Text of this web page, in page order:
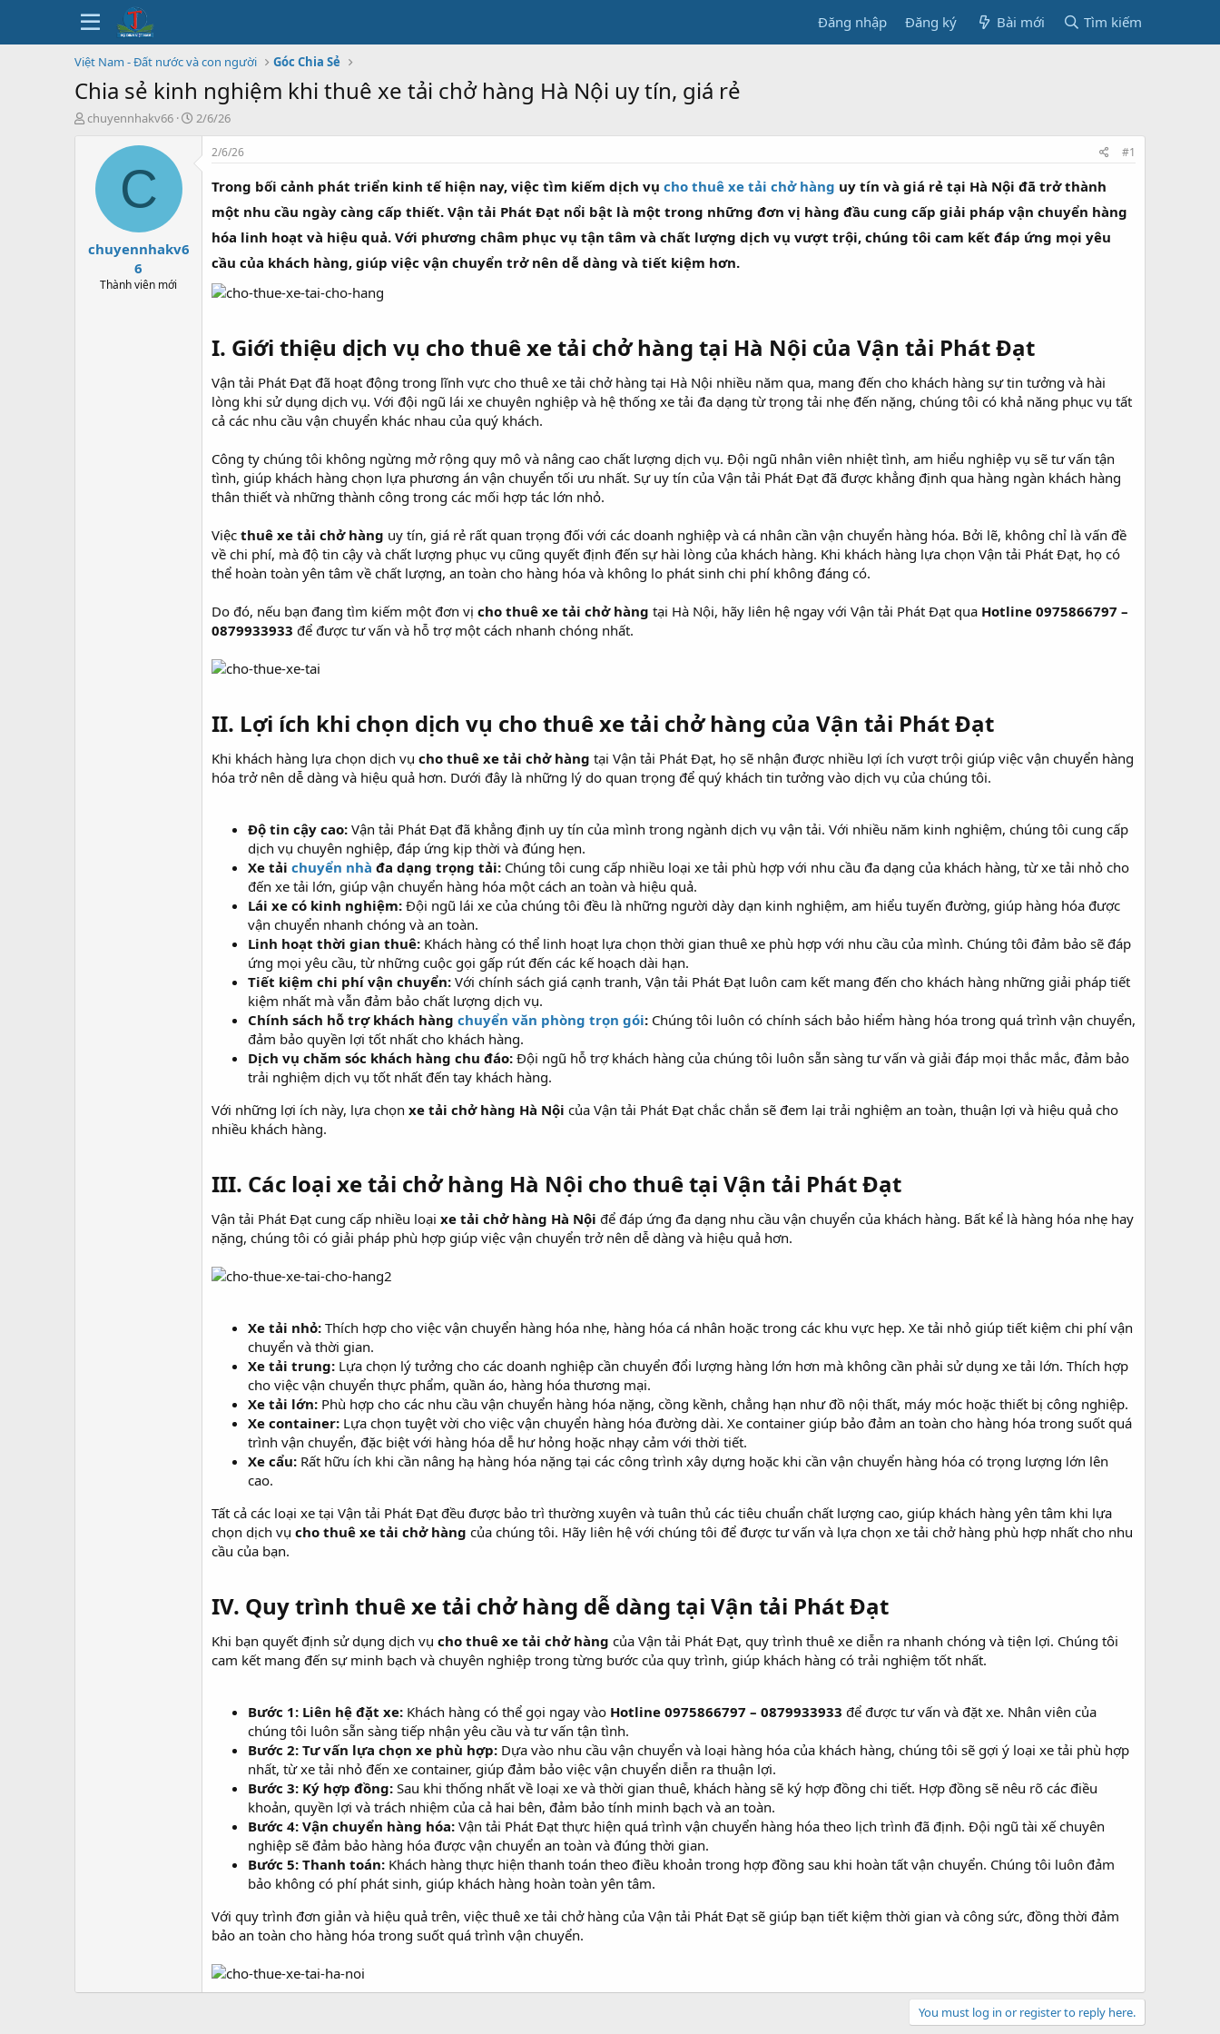
Đăng nhập Đăng ký Bài mới Tìm kiếm
Việt Nam - Đất nước và con người Góc Chia Sẻ
Chia sẻ kinh nghiệm khi thuê xe tải chở hàng Hà Nội uy tín, giá rẻ
T
a
chuyennhakv66
N
2/6/26
C
chuyennhakv6
6
Thành viên mới
2/6/26 #1
Trong bối cảnh phát triển kinh tế hiện nay, việc tìm kiếm dịch vụ cho thuê xe tải chở hàng uy tín và giá rẻ tại Hà Nội đã trở thành
một nhu cầu ngày càng cấp thiết. Vận tải Phát Đạt nổi bật là một trong những đơn vị hàng đầu cung cấp giải pháp vận chuyển hàng
hóa linh hoạt và hiệu quả. Với phương châm phục vụ tận tâm và chất lượng dịch vụ vượt trội, chúng tôi cam kết đáp ứng mọi yêu
cầu của khách hàng, giúp việc vận chuyển trở nên dễ dàng và tiết kiệm hơn.
I. Giới thiệu dịch vụ cho thuê xe tải chở hàng tại Hà Nội của Vận tải Phát Đạt​
Vận tải Phát Đạt đã hoạt động trong lĩnh vực cho thuê xe tải chở hàng tại Hà Nội nhiều năm qua, mang đến cho khách hàng sự tin tưởng và hài
lòng khi sử dụng dịch vụ. Với đội ngũ lái xe chuyên nghiệp và hệ thống xe tải đa dạng từ trọng tải nhẹ đến nặng, chúng tôi có khả năng phục vụ tất
cả các nhu cầu vận chuyển khác nhau của quý khách.
Công ty chúng tôi không ngừng mở rộng quy mô và nâng cao chất lượng dịch vụ. Đội ngũ nhân viên nhiệt tình, am hiểu nghiệp vụ sẽ tư vấn tận
tình, giúp khách hàng chọn lựa phương án vận chuyển tối ưu nhất. Sự uy tín của Vận tải Phát Đạt đã được khẳng định qua hàng ngàn khách hàng
thân thiết và những thành công trong các mối hợp tác lớn nhỏ.
Việc thuê xe tải chở hàng uy tín, giá rẻ rất quan trọng đối với các doanh nghiệp và cá nhân cần vận chuyển hàng hóa. Bởi lẽ, không chỉ là vấn đề
về chi phí, mà độ tin cậy và chất lượng phục vụ cũng quyết định đến sự hài lòng của khách hàng. Khi khách hàng lựa chọn Vận tải Phát Đạt, họ có
thể hoàn toàn yên tâm về chất lượng, an toàn cho hàng hóa và không lo phát sinh chi phí không đáng có.
Do đó, nếu bạn đang tìm kiếm một đơn vị cho thuê xe tải chở hàng tại Hà Nội, hãy liên hệ ngay với Vận tải Phát Đạt qua Hotline 0975866797 –
0879933933 để được tư vấn và hỗ trợ một cách nhanh chóng nhất.
II. Lợi ích khi chọn dịch vụ cho thuê xe tải chở hàng của Vận tải Phát Đạt​
Khi khách hàng lựa chọn dịch vụ cho thuê xe tải chở hàng tại Vận tải Phát Đạt, họ sẽ nhận được nhiều lợi ích vượt trội giúp việc vận chuyển hàng
hóa trở nên dễ dàng và hiệu quả hơn. Dưới đây là những lý do quan trọng để quý khách tin tưởng vào dịch vụ của chúng tôi.
Độ tin cậy cao: Vận tải Phát Đạt đã khẳng định uy tín của mình trong ngành dịch vụ vận tải. Với nhiều năm kinh nghiệm, chúng tôi cung cấp
dịch vụ chuyên nghiệp, đáp ứng kịp thời và đúng hẹn.
Xe tải chuyển nhà đa dạng trọng tải: Chúng tôi cung cấp nhiều loại xe tải phù hợp với nhu cầu đa dạng của khách hàng, từ xe tải nhỏ cho
đến xe tải lớn, giúp vận chuyển hàng hóa một cách an toàn và hiệu quả.
Lái xe có kinh nghiệm: Đội ngũ lái xe của chúng tôi đều là những người dày dạn kinh nghiệm, am hiểu tuyến đường, giúp hàng hóa được
vận chuyển nhanh chóng và an toàn.
Linh hoạt thời gian thuê: Khách hàng có thể linh hoạt lựa chọn thời gian thuê xe phù hợp với nhu cầu của mình. Chúng tôi đảm bảo sẽ đáp
ứng mọi yêu cầu, từ những cuộc gọi gấp rút đến các kế hoạch dài hạn.
Tiết kiệm chi phí vận chuyển: Với chính sách giá cạnh tranh, Vận tải Phát Đạt luôn cam kết mang đến cho khách hàng những giải pháp tiết
kiệm nhất mà vẫn đảm bảo chất lượng dịch vụ.
Chính sách hỗ trợ khách hàng chuyển văn phòng trọn gói: Chúng tôi luôn có chính sách bảo hiểm hàng hóa trong quá trình vận chuyển,
đảm bảo quyền lợi tốt nhất cho khách hàng.
Dịch vụ chăm sóc khách hàng chu đáo: Đội ngũ hỗ trợ khách hàng của chúng tôi luôn sẵn sàng tư vấn và giải đáp mọi thắc mắc, đảm bảo
trải nghiệm dịch vụ tốt nhất đến tay khách hàng.
Với những lợi ích này, lựa chọn xe tải chở hàng Hà Nội của Vận tải Phát Đạt chắc chắn sẽ đem lại trải nghiệm an toàn, thuận lợi và hiệu quả cho
nhiều khách hàng.
III. Các loại xe tải chở hàng Hà Nội cho thuê tại Vận tải Phát Đạt​
Vận tải Phát Đạt cung cấp nhiều loại xe tải chở hàng Hà Nội để đáp ứng đa dạng nhu cầu vận chuyển của khách hàng. Bất kể là hàng hóa nhẹ hay
nặng, chúng tôi có giải pháp phù hợp giúp việc vận chuyển trở nên dễ dàng và hiệu quả hơn.
Xe tải nhỏ: Thích hợp cho việc vận chuyển hàng hóa nhẹ, hàng hóa cá nhân hoặc trong các khu vực hẹp. Xe tải nhỏ giúp tiết kiệm chi phí vận
chuyển và thời gian.
Xe tải trung: Lựa chọn lý tưởng cho các doanh nghiệp cần chuyển đổi lượng hàng lớn hơn mà không cần phải sử dụng xe tải lớn. Thích hợp
cho việc vận chuyển thực phẩm, quần áo, hàng hóa thương mại.
Xe tải lớn: Phù hợp cho các nhu cầu vận chuyển hàng hóa nặng, cồng kềnh, chẳng hạn như đồ nội thất, máy móc hoặc thiết bị công nghiệp.
Xe container: Lựa chọn tuyệt vời cho việc vận chuyển hàng hóa đường dài. Xe container giúp bảo đảm an toàn cho hàng hóa trong suốt quá
trình vận chuyển, đặc biệt với hàng hóa dễ hư hỏng hoặc nhạy cảm với thời tiết.
Xe cẩu: Rất hữu ích khi cần nâng hạ hàng hóa nặng tại các công trình xây dựng hoặc khi cần vận chuyển hàng hóa có trọng lượng lớn lên
cao.
Tất cả các loại xe tại Vận tải Phát Đạt đều được bảo trì thường xuyên và tuân thủ các tiêu chuẩn chất lượng cao, giúp khách hàng yên tâm khi lựa
chọn dịch vụ cho thuê xe tải chở hàng của chúng tôi. Hãy liên hệ với chúng tôi để được tư vấn và lựa chọn xe tải chở hàng phù hợp nhất cho nhu
cầu của bạn.
IV. Quy trình thuê xe tải chở hàng dễ dàng tại Vận tải Phát Đạt​
Khi bạn quyết định sử dụng dịch vụ cho thuê xe tải chở hàng của Vận tải Phát Đạt, quy trình thuê xe diễn ra nhanh chóng và tiện lợi. Chúng tôi
cam kết mang đến sự minh bạch và chuyên nghiệp trong từng bước của quy trình, giúp khách hàng có trải nghiệm tốt nhất.
Bước 1: Liên hệ đặt xe: Khách hàng có thể gọi ngay vào Hotline 0975866797 – 0879933933 để được tư vấn và đặt xe. Nhân viên của
chúng tôi luôn sẵn sàng tiếp nhận yêu cầu và tư vấn tận tình.
Bước 2: Tư vấn lựa chọn xe phù hợp: Dựa vào nhu cầu vận chuyển và loại hàng hóa của khách hàng, chúng tôi sẽ gợi ý loại xe tải phù hợp
nhất, từ xe tải nhỏ đến xe container, giúp đảm bảo việc vận chuyển diễn ra thuận lợi.
Bước 3: Ký hợp đồng: Sau khi thống nhất về loại xe và thời gian thuê, khách hàng sẽ ký hợp đồng chi tiết. Hợp đồng sẽ nêu rõ các điều
khoản, quyền lợi và trách nhiệm của cả hai bên, đảm bảo tính minh bạch và an toàn.
Bước 4: Vận chuyển hàng hóa: Vận tải Phát Đạt thực hiện quá trình vận chuyển hàng hóa theo lịch trình đã định. Đội ngũ tài xế chuyên
nghiệp sẽ đảm bảo hàng hóa được vận chuyển an toàn và đúng thời gian.
Bước 5: Thanh toán: Khách hàng thực hiện thanh toán theo điều khoản trong hợp đồng sau khi hoàn tất vận chuyển. Chúng tôi luôn đảm
bảo không có phí phát sinh, giúp khách hàng hoàn toàn yên tâm.
Với quy trình đơn giản và hiệu quả trên, việc thuê xe tải chở hàng của Vận tải Phát Đạt sẽ giúp bạn tiết kiệm thời gian và công sức, đồng thời đảm
bảo an toàn cho hàng hóa trong suốt quá trình vận chuyển.
You must log in or register to reply here.